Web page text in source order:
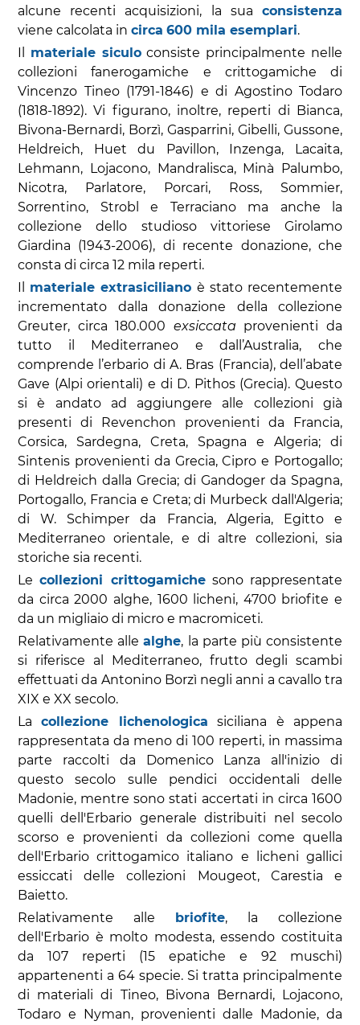
alcune recenti acquisizioni, la suaconsistenza
viene calcolata in circa 600 mila esemplari.
Il materiale siculoconsiste principalmente nelle
collezioni fanerogamiche e crittogamiche di
Vincenzo Tineo (1791-1846) e di Agostino Todaro
(1818-1892). Vi figurano, inoltre, reperti di Bianca,
Bivona-Bernardi, Borzì, Gasparrini, Gibelli, Gussone,
Heldreich, Huet du Pavillon, Inzenga, Lacaita,
Lehmann, Lojacono, Mandralisca, Minà Palumbo,
Nicotra, Parlatore, Porcari, Ross, Sommier,
Sorrentino, Strobl e Terraciano ma anche la
collezione dello studioso vittoriese Girolamo
Giardina (1943-2006), di recente donazione, che
consta di circa 12 mila reperti.
Il materiale extrasiciliano è stato recentemente
incrementato dalla donazione della collezione
Greuter, circa 180.000 exsiccata provenienti da
tutto il Mediterraneo e dall’Australia, che
comprende l’erbario di A. Bras (Francia), dell’abate
Gave (Alpi orientali) e di D. Pithos (Grecia). Questo
si è andato ad aggiungere alle collezioni già
presenti di Revenchon provenienti da Francia,
Corsica, Sardegna, Creta, Spagna e Algeria; di
Sintenis provenienti da Grecia, Cipro e Portogallo;
di Heldreich dalla Grecia; di Gandoger da Spagna,
Portogallo, Francia e Creta; di Murbeck dall'Algeria;
di W. Schimper da Francia, Algeria, Egitto e
Mediterraneo orientale, e di altre collezioni, sia
storiche sia recenti.
Lecollezioni crittogamichesono rappresentate
da circa 2000 alghe, 1600 licheni, 4700 briofite e
da un migliaio di micro e macromiceti.
Relativamente allealghe, la parte più consistente
si riferisce al Mediterraneo, frutto degli scambi
effettuati da Antonino Borzì negli anni a cavallo tra
XIX e XX secolo.
Lacollezione lichenologica siciliana è appena
rappresentata da meno di 100 reperti, in massima
parte raccolti da Domenico Lanza all'inizio di
questo secolo sulle pendici occidentali delle
Madonie, mentre sono stati accertati in circa 1600
quelli dell'Erbario generale distribuiti nel secolo
scorso e provenienti da collezioni come quella
dell'Erbario crittogamico italiano e licheni gallici
essiccati delle collezioni Mougeot, Carestia e
Baietto.
Relativamente alle briofite, la collezione
dell'Erbario è molto modesta, essendo costituita
da 107 reperti (15 epatiche e 92 muschi)
appartenenti a 64 specie. Si tratta principalmente
di materiali di Tineo, Bivona Bernardi, Lojacono,
Todaro e Nyman, provenienti dalle Madonie, da